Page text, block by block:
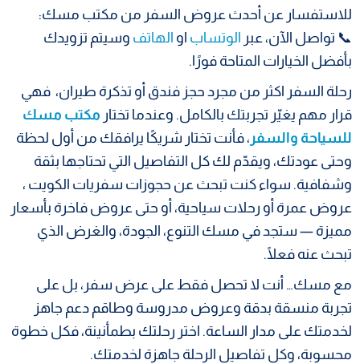
للاستفسار عن أحدث عروض السفر من مكتب مسك:
📞 تواصل الآن، عبر الوتساب او الهاتف وسيتم تزويدك
بأفضل الخيارات المتاحة فورًا.
رحلة السفر اكثر من مجرد حجز فندق أو تذكرة طيران، فهي
قرار مهم يغيّر تجربتك بالكامل. وعندما تختار مكتب مسك
للسياحة والسفر ، فأنت تختار شريكًا يرافقك من أول لحظة
وحتى عودتك، ويقدّم لك كل التفاصيل التي تحتاجها بثقة
وشفافية. سواء كنت تبحث عن حجوزات سفريات الكويت ،
عروض عمرة أو رحلات سياحية، أو حتى عروض فاخرة بأسعار
مميزة — ستجد في مسك التنوع، الجودة، والغرض الذي
تبحث عنه فعلًا.
مع مسك… أنت لا تحصل فقط على عرض سفر، بل على
تجربة منسقة بدقة وعروض مدروسة وطاقم دعم جاهز
لخدمتك على مدار الساعة. اختر رحلتك بطمأنينة، فكل خطوة
محسوبة، وكل تفاصيل الرحلة جاهزة لخدمتك.